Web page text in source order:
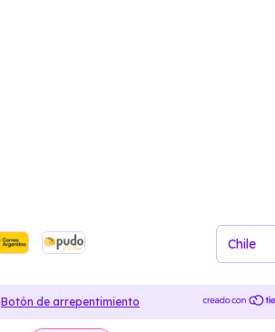
Botón de arrepentimiento